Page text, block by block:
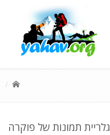
גלריית תמונות של פוקרה